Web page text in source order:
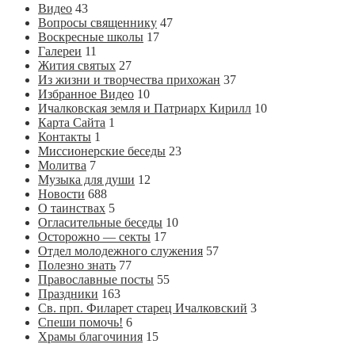
Видео 43
Вопросы священнику 47
Воскресные школы 17
Галереи 11
Жития святых 27
Из жизни и творчества прихожан 37
Избранное Видео 10
Ичалковская земля и Патриарх Кирилл 10
Карта Сайта 1
Контакты 1
Миссионерские беседы 23
Молитва 7
Музыка для души 12
Новости 688
О таинствах 5
Огласительные беседы 10
Осторожно — секты 17
Отдел молодежного служения 57
Полезно знать 77
Православные посты 55
Праздники 163
Св. прп. Филарет старец Ичалковский 3
Спеши помочь! 6
Храмы благочиния 15